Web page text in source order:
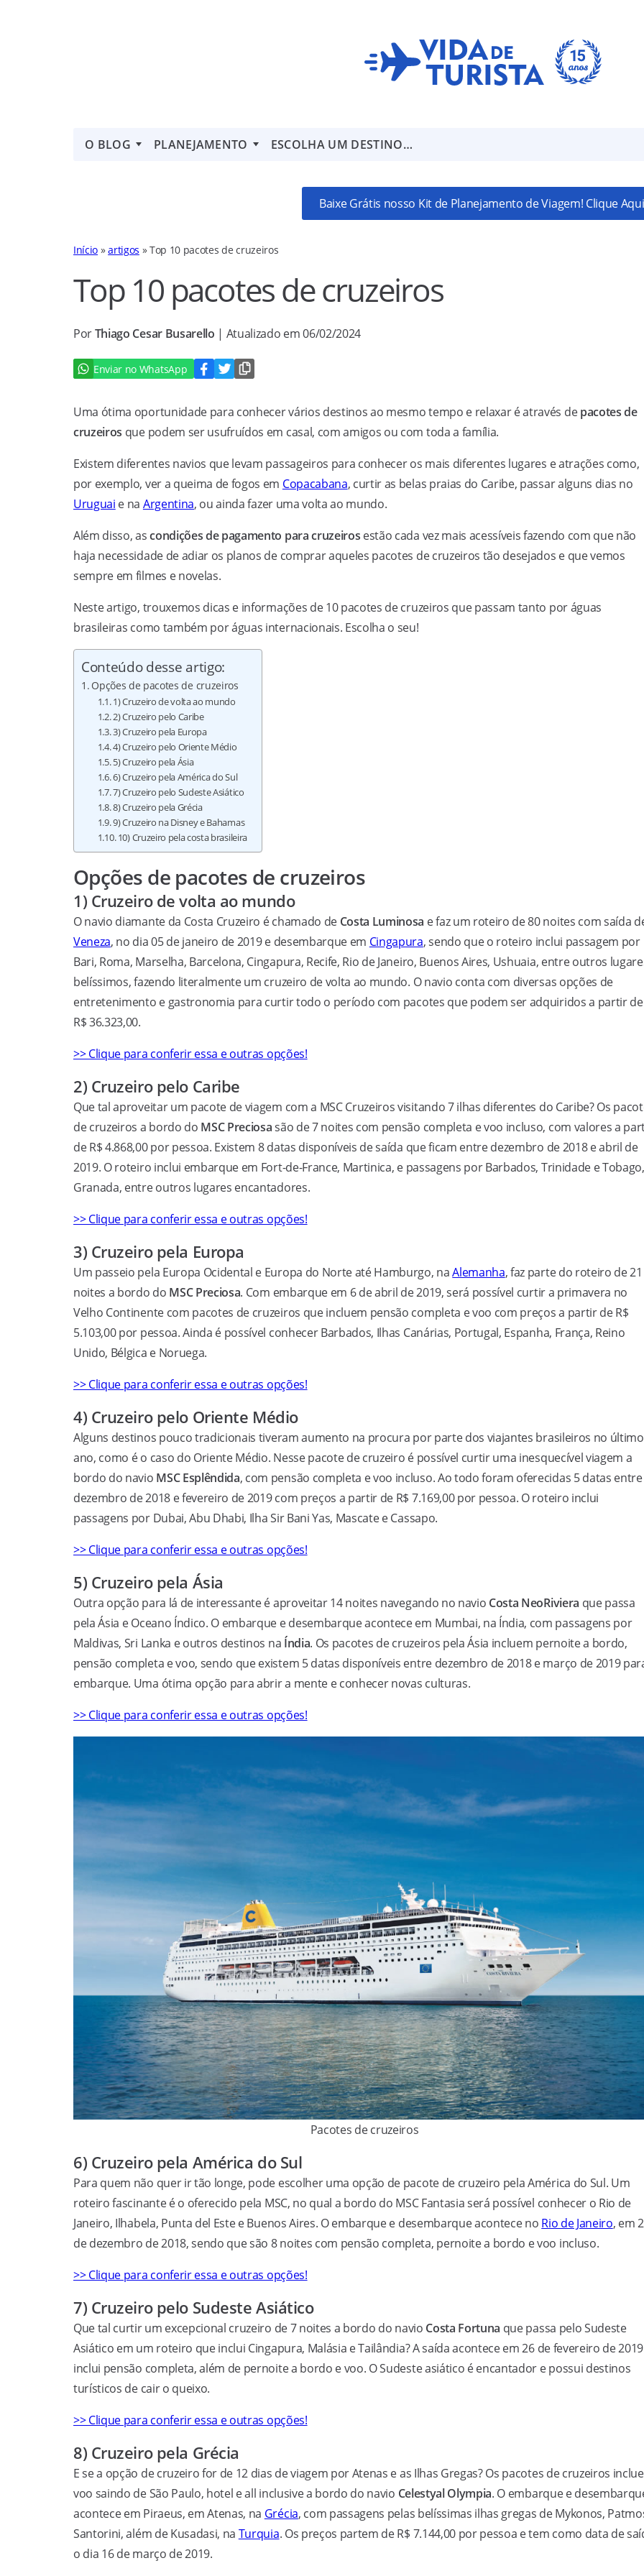
O BLOG PLANEJAMENTO ESCOLHA UM DESTINO…
Baixe Grátis nosso Kit de Planejamento de Viagem! Clique
Início »artigos »Top 10 pacotes de cruzeiros
Top 10 pacotes de cruzeiros
PorThiago Cesar Busarello | Atualizado em 06/02/2024
Enviar no WhatsApp
Uma ótima oportunidade para conhecer vários destinos ao mesmo tempo e relaxar é através depacotes de
cruzeiros que podem ser usufruídos em casal, com amigos ou com toda a família.
Existem diferentes navios que levam passageiros para conhecer os mais diferentes lugares e atrações como,
por exemplo, ver a queima de fogos em Copacabana, curtir as belas praias do Caribe, passar alguns dias no
Uruguai e na Argentina, ou ainda fazer uma volta ao mundo.
Além disso, ascondições de pagamento para cruzeiros estão cada vez mais acessíveis fazendo com que não
haja necessidade de adiar os planos de comprar aqueles pacotes de cruzeiros tão desejados e que vemos
sempre em filmes e novelas.
Neste artigo, trouxemos dicas e informações de 10 pacotes de cruzeiros que passam tanto por águas
brasileiras como também por águas internacionais. Escolha o seu!
Conteúdo desse artigo:
Opções de pacotes de cruzeiros
1) Cruzeiro de volta ao mundo
2) Cruzeiro pelo Caribe
3) Cruzeiro pela Europa
4) Cruzeiro pelo Oriente Médio
5) Cruzeiro pela Ásia
6) Cruzeiro pela América do Sul
7) Cruzeiro pelo Sudeste Asiático
8) Cruzeiro pela Grécia
9) Cruzeiro na Disney e Bahamas
10) Cruzeiro pela costa brasileira
Opções de pacotes de cruzeiros
1) Cruzeiro de volta ao mundo
O navio diamante da Costa Cruzeiro é chamado de Costa Luminosa e faz um roteiro de 80 noites com saída
Veneza, no dia 05 de janeiro de 2019 e desembarque em Cingapura, sendo que o roteiro inclui passagem por
Bari, Roma, Marselha, Barcelona, Cingapura, Recife, Rio de Janeiro, Buenos Aires, Ushuaia, entre outros
belíssimos, fazendo literalmente um cruzeiro de volta ao mundo. O navio conta com diversas opções de
entretenimento e gastronomia para curtir todo o período com pacotes que podem ser adquiridos a partir de
R$ 36.323,00.
>> Clique para conferir essa e outras opções!
2) Cruzeiro pelo Caribe
Que tal aproveitar um pacote de viagem com a MSC Cruzeiros visitando 7 ilhas diferentes do Caribe? Os
de cruzeiros a bordo do MSC Preciosasão de 7 noites com pensão completa e voo incluso, com valores a
de R$ 4.868,00 por pessoa. Existem 8 datas disponíveis de saída que ficam entre dezembro de 2018 e abril de
2019. O roteiro inclui embarque em Fort-de-France, Martinica, e passagens por Barbados, Trinidade e Tobago,
Granada, entre outros lugares encantadores.
>> Clique para conferir essa e outras opções!
3) Cruzeiro pela Europa
Um passeio pela Europa Ocidental e Europa do Norte até Hamburgo, naAlemanha, faz parte do roteiro de 21
noites a bordo do MSC Preciosa. Com embarque em 6 de abril de 2019, será possível curtir a primavera no
Velho Continente com pacotes de cruzeiros que incluem pensão completa e voo com preços a partir de R$
5.103,00 por pessoa. Ainda é possível conhecer Barbados, Ilhas Canárias, Portugal, Espanha, França, Reino
Unido, Bélgica e Noruega.
>> Clique para conferir essa e outras opções!
4) Cruzeiro pelo Oriente Médio
Alguns destinos pouco tradicionais tiveram aumento na procura por parte dos viajantes brasileiros no último
ano, como é o caso do Oriente Médio. Nesse pacote de cruzeiro é possível curtir uma inesquecível viagem a
bordo do navio MSC Esplêndida, com pensão completa e voo incluso. Ao todo foram oferecidas 5 datas entre
dezembro de 2018 e fevereiro de 2019 com preços a partir de R$ 7.169,00 por pessoa. O roteiro inclui
passagens por Dubai, Abu Dhabi, Ilha Sir Bani Yas, Mascate e Cassapo.
>> Clique para conferir essa e outras opções!
5) Cruzeiro pela Ásia
Outra opção para lá de interessante é aproveitar 14 noites navegando no navio Costa NeoRiviera que passa
pela Ásia e Oceano Índico. O embarque e desembarque acontece em Mumbai, na Índia, com passagens por
Maldivas, Sri Lanka e outros destinos na Índia. Os pacotes de cruzeiros pela Ásia incluem pernoite a bordo,
pensão completa e voo, sendo que existem 5 datas disponíveis entre dezembro de 2018 e março de 2019
embarque. Uma ótima opção para abrir a mente e conhecer novas culturas.
>> Clique para conferir essa e outras opções!
Pacotes de cruzeiros
6) Cruzeiro pela América do Sul
Para quem não quer ir tão longe, pode escolher uma opção de pacote de cruzeiro pela América do Sul. Um
roteiro fascinante é o oferecido pela MSC, no qual a bordo do MSC Fantasia será possível conhecer o Rio de
Janeiro, Ilhabela, Punta del Este e Buenos Aires. O embarque e desembarque acontece no Rio de Janeiro, em
de dezembro de 2018, sendo que são 8 noites com pensão completa, pernoite a bordo e voo incluso.
>> Clique para conferir essa e outras opções!
7) Cruzeiro pelo Sudeste Asiático
Que tal curtir um excepcional cruzeiro de 7 noites a bordo do navio Costa Fortuna que passa pelo Sudeste
Asiático em um roteiro que inclui Cingapura, Malásia e Tailândia? A saída acontece em 26 de fevereiro de
inclui pensão completa, além de pernoite a bordo e voo. O Sudeste asiático é encantador e possui destinos
turísticos de cair o queixo.
>> Clique para conferir essa e outras opções!
8) Cruzeiro pela Grécia
E se a opção de cruzeiro for de 12 dias de viagem por Atenas e as Ilhas Gregas? Os pacotes de cruzeiros
voo saindo de São Paulo, hotel e all inclusive a bordo do navio Celestyal Olympia. O embarque e
acontece em Piraeus, em Atenas, na Grécia, com passagens pelas belíssimas ilhas gregas de Mykonos,
Santorini, além de Kusadasi, na Turquia. Os preços partem de R$ 7.144,00 por pessoa e tem como data de
o dia 16 de março de 2019.